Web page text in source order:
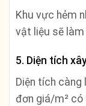
Khu vực hẻm
vật liệu sẽ
5. Diện tích
Diện tích càng
đơn giá/m² có